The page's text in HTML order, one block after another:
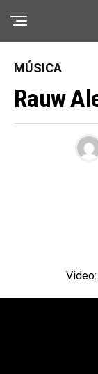
MÚSICA
Rauw
Video: